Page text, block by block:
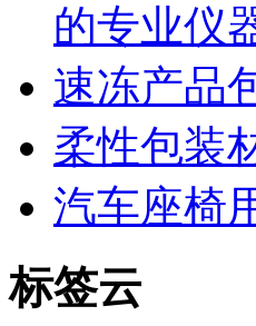
的专业仪
速冻产品
柔性包装
汽车座椅
标签云